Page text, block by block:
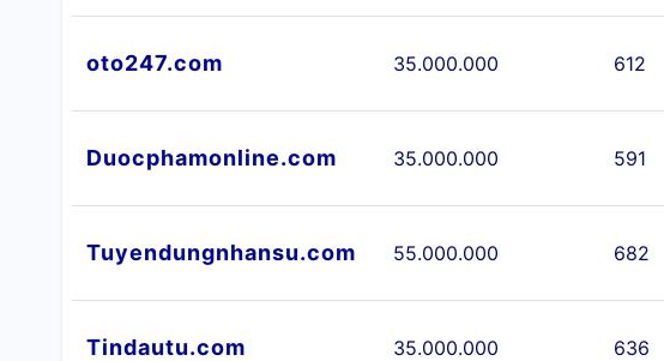
oto247.com 35.000.000 612
Duocphamonline.com 35.000.000 591
Tuyendungnhansu.com 55.000.000 682
Tindautu.com 35.000.000 636